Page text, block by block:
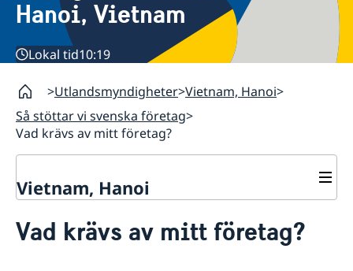
Hanoi, Vietnam
Lokal tid10:19
Utlandsmyndigheter Vietnam, Hanoi
Så stöttar vi svenska företag
Vad krävs av mitt företag?
Vietnam, Hanoi
Om oss
Vad krävs av mitt företag?